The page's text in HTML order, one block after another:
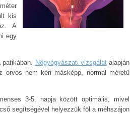
kis
A
egy
patikában. Nőgyógyászati vizsgálatalapján
nem kéri másképp, normál méretű
3-5. napja között optimális, mivel
segítségével helyezzük föl a méhszájon